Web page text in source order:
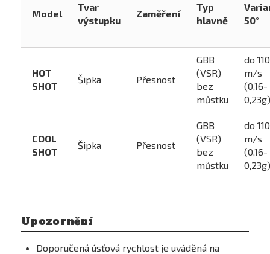
Model
Tvar
výstupku
Zaměření
Typ
hlavně
50°
HOT
SHOT
Šipka Přesnost
GBB
(VSR)
bez
můstku
do 110
m/s
(0,16-
0,23g)
COOL
SHOT
Šipka Přesnost
GBB
(VSR)
bez
můstku
do 110
m/s
(0,16-
0,23g)
Upozornění
Doporučená úsťová rychlost je uváděná na